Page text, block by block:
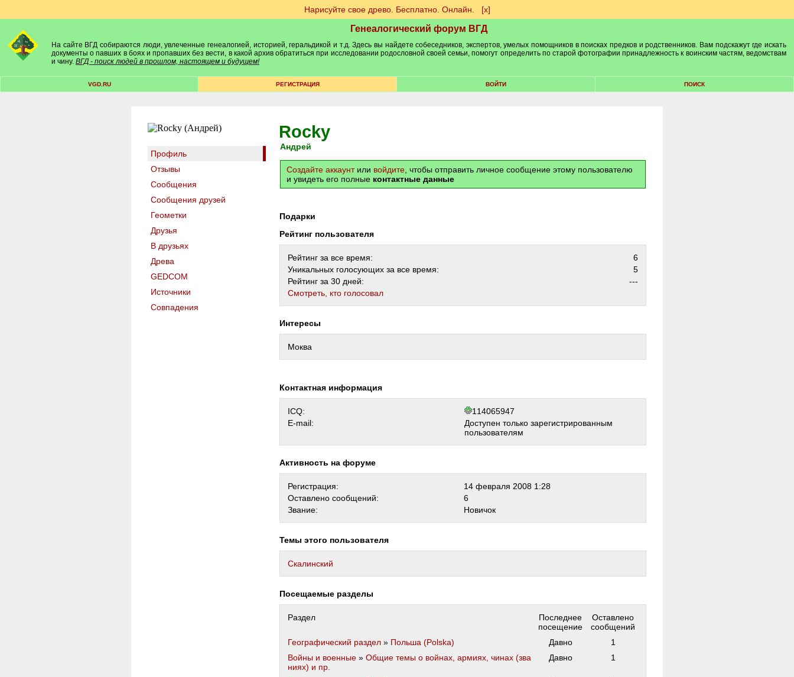
Нарисуйте свое древо. Бесплатно. Онлайн. [х]
Генеалогический форум ВГД
На сайте ВГД собираются люди, увлеченные генеалогией, историей, геральдикой и т.д. Здесь вы найдете собеседников, экспертов, умелых помощников в поисках предков и родственников. Вам подскажут где искать
документы о павших в боях и пропавших без вести, в какой архив обратиться при исследовании родословной своей семьи, помогут определить по старой фотографии принадлежность к воинским частям, ведомствам
и чину. ВГД - поиск людей в прошлом, настоящем и будущем!
VGD.RU РЕГИСТРАЦИЯ ВОЙТИ ПОИСК
Профиль
Отзывы
Сообщения
Сообщения друзей
Геометки
Друзья
В друзьях
Древа
GEDCOM
Источники
Совпадения
Rocky
Андрей
Создайте аккаунтили войдите , чтобы отправить личное сообщение этому пользователю
и увидеть его полные контактные данные
Подарки
Рейтинг пользователя
Рейтинг за все время:
6
Уникальных голосующих за все время:
5
Рейтинг за 30 дней:
---
Cмотреть, кто голосовал
Интересы
Моква
Контактная информация
ICQ:
114065947
E-mail:
Доступен только зарегистрированным
пользователям
Активность на форуме
Регистрация:
14 февраля 2008 1:28
Оставлено сообщений:
6
Звание:
Новичок
Темы этого пользователя
Скалинский
Посещаемые разделы
Раздел
Последнее
посещение
Оставлено
сообщений
Географический раздел » Польша (Polska) Давно
1
Войны и военные » Общие темы о войнах, армиях, чинах (зва
ниях) и пр.
Давно 1